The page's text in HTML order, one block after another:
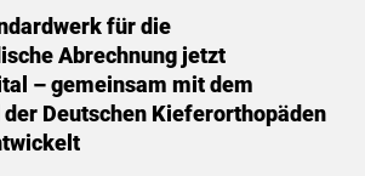
für die
Abrechnung jetzt
– gemeinsam mit dem
Deutschen Kieferorthopäden